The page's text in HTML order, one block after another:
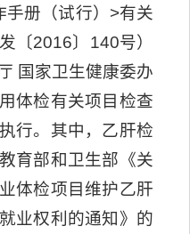
手册（试行）>有关
〔2016〕140号）
国家卫生健康委办
体检有关项目检查
行。其中，乙肝检
育部和卫生部《关
体检项目维护乙肝
业权利的通知》的